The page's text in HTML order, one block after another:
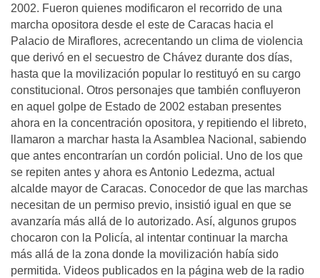
2002. Fueron quienes modificaron el recorrido de una
marcha opositora desde el este de Caracas hacia el
Palacio de Miraflores, acrecentando un clima de violencia
que derivó en el secuestro de Chávez durante dos dí­as,
hasta que la movilización popular lo restituyó en su cargo
constitucional. Otros personajes que también confluyeron
en aquel golpe de Estado de 2002 estaban presentes
ahora en la concentración opositora, y repitiendo el libreto,
llamaron a marchar hasta la Asamblea Nacional, sabiendo
que antes encontrarí­an un cordón policial. Uno de los que
se repiten antes y ahora es Antonio Ledezma, actual
alcalde mayor de Caracas. Conocedor de que las marchas
necesitan de un permiso previo, insistió igual en que se
avanzarí­a más allá de lo autorizado. Así­, algunos grupos
chocaron con la Policí­a, al intentar continuar la marcha
más allá de la zona donde la movilización habí­a sido
permitida. Videos publicados en la página web de la radio